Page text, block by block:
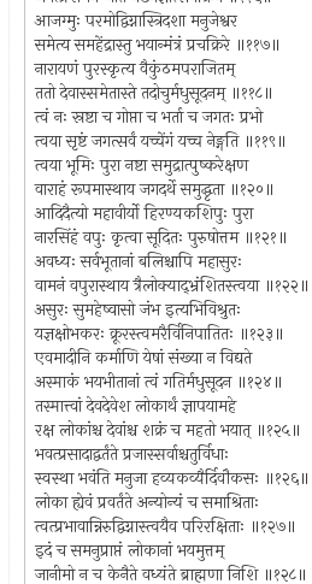
आजग्मुः परमोद्विग्नास्त्रिदशा मनुजेश्वर
समेत्य समहेंद्रास्तु भयान्मंत्रं प्रचक्रिरे ॥११७॥
नारायणं पुरस्कृत्य वैकुंठमपराजितम्
ततो देवास्समेतास्ते तदोचुर्मधुसूदनम् ॥११८॥
त्वं नः स्रष्टा च गोप्ता च भर्ता च जगतः प्रभो
त्वया सृष्टं जगत्सर्वं यच्चेंगं यच्च नेङ्गति ॥११९॥
त्वया भूमिः पुरा नष्टा समुद्रात्पुष्करेक्षण
वाराहं रूपमास्थाय जगदर्थे समुद्धृता ॥१२०॥
आदिदैत्यो महावीर्यो हिरण्यकशिपुः पुरा
नारसिंहं वपुः कृत्वा सूदितः पुरुषोत्तम ॥१२१॥
अवध्यः सर्वभूतानां बलिश्चापि महासुरः
वामनं वपुरास्थाय त्रैलोक्याद्भ्रंशितस्त्वया ॥१२२॥
असुरः सुमहेष्वासो जंभ इत्यभिविश्रुतः
यज्ञक्षोभकरः क्रूरस्त्वमरैर्विनिपातितः ॥१२३॥
एवमादीनि कर्माणि येषां संख्या न विद्यते
अस्माकं भयभीतानां त्वं गतिर्मधुसूदन ॥१२४॥
तस्मात्त्वां देवदेवेश लोकार्थं ज्ञापयामहे
रक्ष लोकांश्च देवांश्च शक्रं च महतो भयात् ॥१२५॥
भवत्प्रसादाद्वर्तंते प्रजास्सर्वाश्चतुर्विधाः
स्वस्था भवंति मनुजा हव्यकव्यैर्दिवौकसः ॥१२६॥
लोका ह्येवं प्रवर्तंते अन्योन्यं च समाश्रिताः
त्वत्प्रभावान्निरुद्विग्नास्त्वयैव परिरक्षिताः ॥१२७॥
इदं च समनुप्राप्तं लोकानां भयमुत्तम्
जानीमो न च केनैते वध्यंते ब्राह्मणा निशि ॥१२८॥